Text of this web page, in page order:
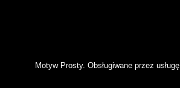
Motyw Prosty. Obsługiwane przez usługę